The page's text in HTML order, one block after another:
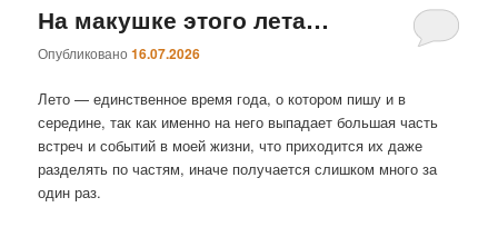
На макушке этого лета…
Опубликовано16.07.2026
Лето — единственное время года, о котором пишу и в
середине, так как именно на него выпадает большая часть
встреч и событий в моей жизни, что приходится их даже
разделять по частям, иначе получается слишком много за
один раз.